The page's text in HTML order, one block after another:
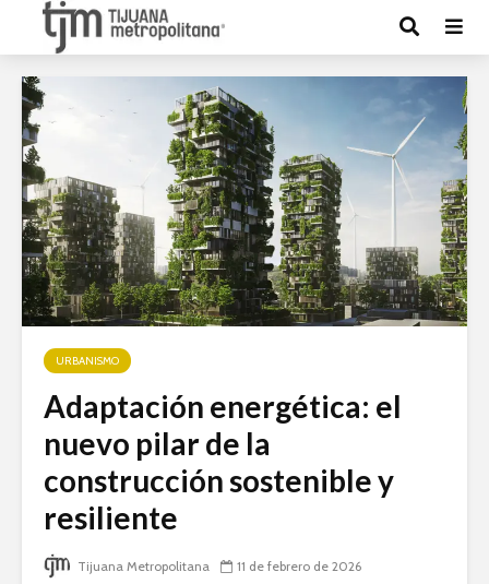
URBANISMO
Adaptación energética: el
nuevo pilar de la
construcción sostenible y
resiliente
Tijuana Metropolitana
11 de febrero de 2026